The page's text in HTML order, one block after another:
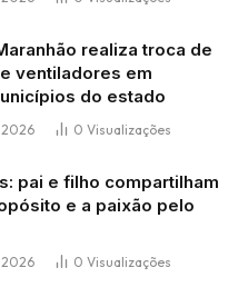
realiza troca de
ventiladores em
do estado
0 Visualizações
pai e filho compartilham
e a paixão pelo
0 Visualizações